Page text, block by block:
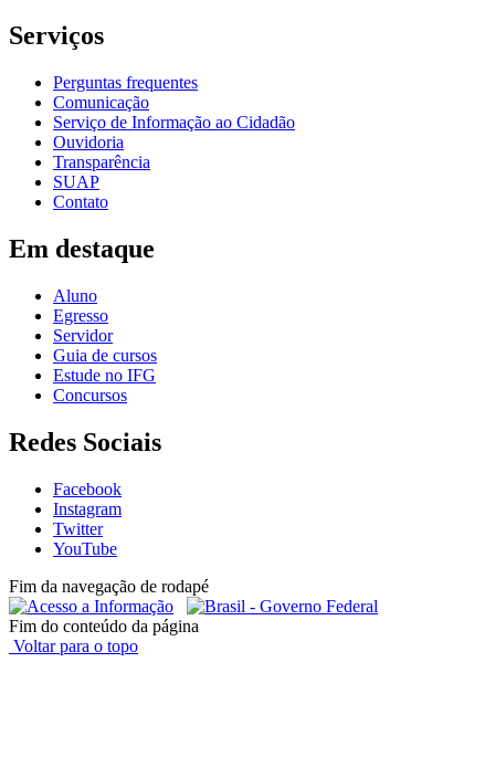
Serviços
Perguntas frequentes
Comunicação
Serviço de Informação ao Cidadão
Ouvidoria
Transparência
SUAP
Contato
Em destaque
Aluno
Egresso
Servidor
Guia de cursos
Estude no IFG
Concursos
Redes Sociais
Facebook
Instagram
Twitter
YouTube
Fim da navegação de rodapé
Fim do conteúdo da página
Voltar para o topo